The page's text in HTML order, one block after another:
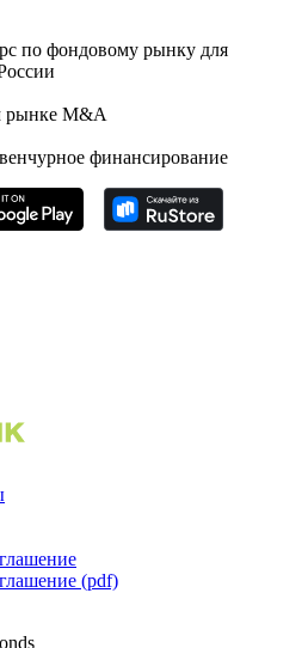
по фондовому рынку для
рынке M&A
финансирование
(pdf)